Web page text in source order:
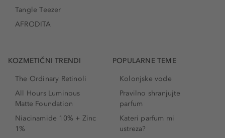
Tangle Teezer
AFRODITA
KOZMETIČNI TRENDI
The Ordinary Retinoli
All Hours Luminous
Matte Foundation
Niacinamide 10% + Zinc
1%
POPULARNE TEME
Kolonjske vode
Pravilno shranjujte
parfum
Kateri parfum mi
ustreza?